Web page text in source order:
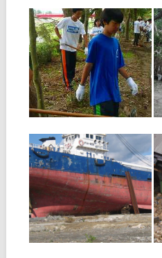
がご臨席くだ
2012.09.03
少年ひのきしん隊～
事後研修会～
少年会福岡教区団団長 小野
喜久 ８月２８日・２９日、
福岡教区団少年ひのきしん隊
の「事後研修会」を開催しま
した。台風の接近で、心配し
ていました天気も、激しい雨
風もなく、すごしやすいお天
岡教区隊
▶
2012.08.05
ありがとうの５日間
〈５日目 最終回〉
午前中、相談員の研修会の時
間を利用して、陸前高田市、
気仙沼市に車を走らせた。 陸
前高田市に到着。 小高い丘を
越え、市内に近づくにつれ広
大な草原が広がっていく。以
前は、田園地帯だったとのこ
▶